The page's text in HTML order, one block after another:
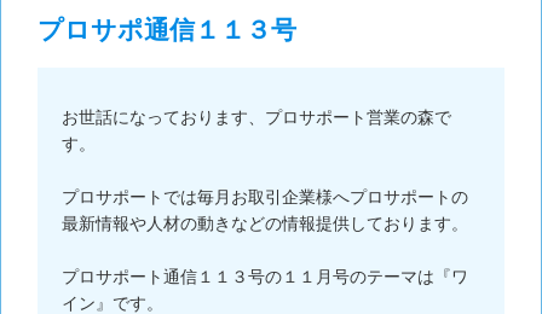
プロサポ通信１１３号
お世話になっております、プロサポート営業の森で
す。
プロサポートでは毎月お取引企業様へプロサポートの
最新情報や人材の動きなどの情報提供しております。
プロサポート通信１１３号の１１月号のテーマは『ワ
イン』です。